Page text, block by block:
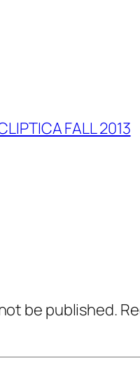
FALL 2013
be published.